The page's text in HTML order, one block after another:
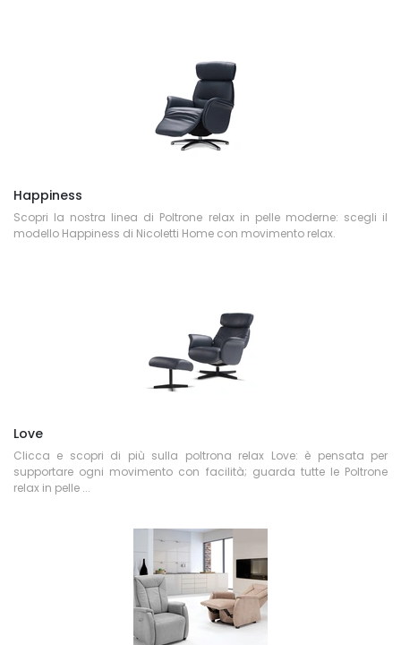
Happiness
Scopri la nostra linea di Poltrone relax in pelle moderne: scegli il
modello Happiness di Nicoletti Home con movimento relax.
Love
Clicca e scopri di più sulla poltrona relax Love: è pensata per
supportare ogni movimento con facilità; guarda tutte le Poltrone
relax in pelle ...